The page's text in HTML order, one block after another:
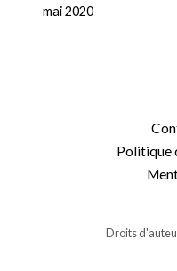
mai 2020
Politique
Droits